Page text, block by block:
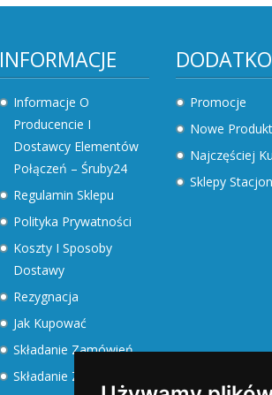
INFORMACJE
Informacje O
Producencie I
Dostawcy Elementów
Połączeń – Śruby24
Regulamin Sklepu
Polityka Prywatności
Koszty I Sposoby
Dostawy
Rezygnacja
Jak Kupować
Składanie Zamówień
Składanie Zapytań
Promocje
Nowe
Najczęściej
Sklepy